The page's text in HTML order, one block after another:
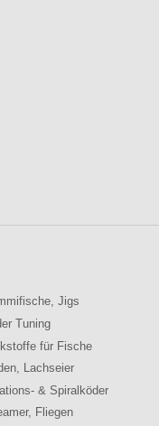
Jigs
Tuning
für Fische
Lachseier
& Spiralköder
Fliegen